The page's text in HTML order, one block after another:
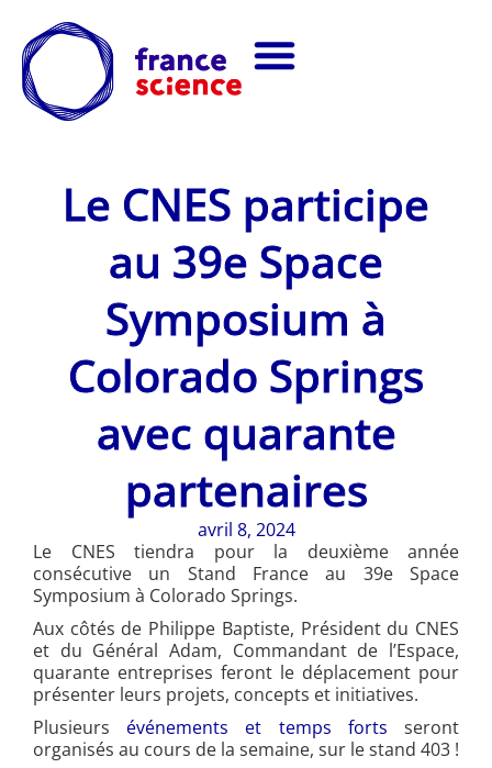
Le CNES participe
au 39e Space
Symposium à
Colorado Springs
avec quarante
partenaires
avril 8, 2024
Le CNES tiendra pour la deuxième année
consécutive un Stand France au 39e Space
Symposium à Colorado Springs.
Aux côtés de Philippe Baptiste, Président du CNES
et du Général Adam, Commandant de l’Espace,
quarante entreprises feront le déplacement pour
présenter leurs projets, concepts et initiatives.
Plusieurs événements et temps forts seront
organisés au cours de la semaine, sur le stand 403 !